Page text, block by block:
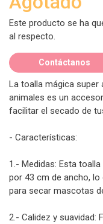
Este producto se ha
al respecto.
Contáctanos
La toalla mágica
animales es un
facilitar el secado de
- Características:
1.- Medidas: Esta
por 43 cm de ancho,
para secar mascotas
2.- Calidez y suavidad: